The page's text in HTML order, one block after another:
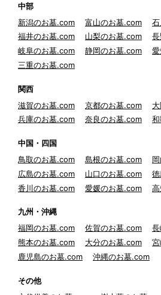
中部
新潟のお墓.com
富山のお墓.com
福井のお墓.com
山梨のお墓.com
岐阜のお墓.com
静岡のお墓.com
三重のお墓.com
関西
滋賀のお墓.com
京都のお墓.com
兵庫のお墓.com
奈良のお墓.com
中国・四国
鳥取のお墓.com
島根のお墓.com
広島のお墓.com
山口のお墓.com
香川のお墓.com
愛媛のお墓.com
九州・沖縄
福岡のお墓.com
佐賀のお墓.com
熊本のお墓.com
大分のお墓.com
鹿児島のお墓.com
沖縄のお墓.com
その他